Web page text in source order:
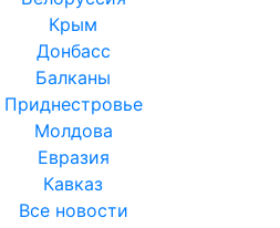
Крым
Донбасс
Балканы
Приднестровье
Молдова
Евразия
Кавказ
Все новости